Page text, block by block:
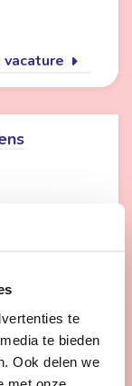
te
te bieden
Ook delen we
vacature
complexe
jou de